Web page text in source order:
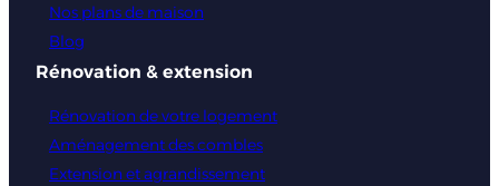
Nos plans de maison
Blog
Rénovation & extension
Rénovation de votre logement
Aménagement des combles
Extension et agrandissement